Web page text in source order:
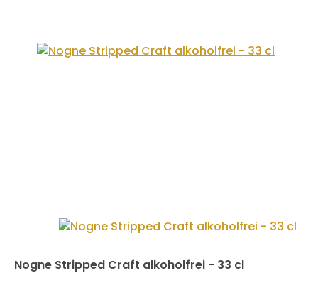
Nogne Stripped Craft alkoholfrei - 33 cl